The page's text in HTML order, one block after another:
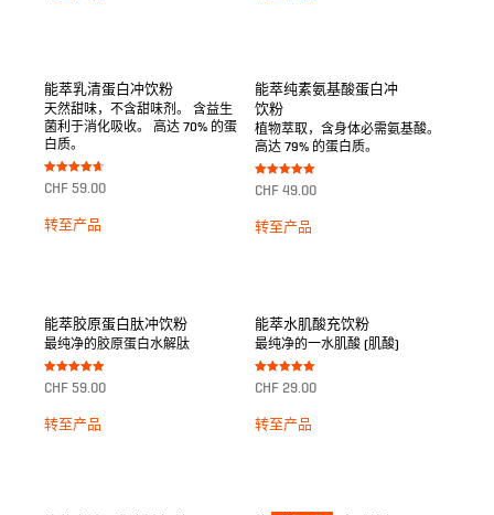
能萃乳清蛋白冲饮粉
天然甜味，不含甜味剂。 含益生
菌利于消化吸收。 高达 70% 的蛋
白质。
Bewertet
mit
von 5
CHF 59.00
转至产品
能萃纯素氨基酸蛋白冲
饮粉
植物萃取，含身体必需氨基酸。
高达 79% 的蛋白质。
Bewertet mit
5.00
CHF 49.00
转至产品
能萃胶原蛋白肽冲饮粉
最纯净的胶原蛋白水解肽
Bewertet mit
5.00
CHF 59.00
转至产品
能萃水肌酸充饮粉
最纯净的一水肌酸 (肌酸)
Bewertet mit
5.00
CHF 29.00
转至产品